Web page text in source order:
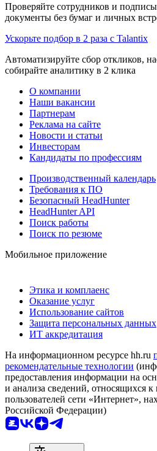
Проверяйте сотрудников и
документы без бумаг и личных
Ускорьте подбор в 2 раза с Talantix
Автоматизируйте сбор откликов,
собирайте аналитику в 2 клика
О компании
Наши вакансии
Партнерам
Реклама на сайте
Новости и статьи
Инвесторам
Кандидаты по профессиям
Производственный календарь
Требования к ПО
Безопасный HeadHunter
HeadHunter API
Поиск работы
Поиск по резюме
Мобильное приложение
Этика и комплаенс
Оказание услуг
Использование сайтов
Защита персональных данных
ИТ аккредитация
На информационном ресурсе hh.ru
рекомендательные технологии
предоставления информации на
и анализа сведений, относящихся
пользователей сети «Интернет»,
Российской Федерации)